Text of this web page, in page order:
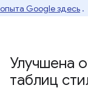
опыта Google здесь .
Улучшена
таблиц